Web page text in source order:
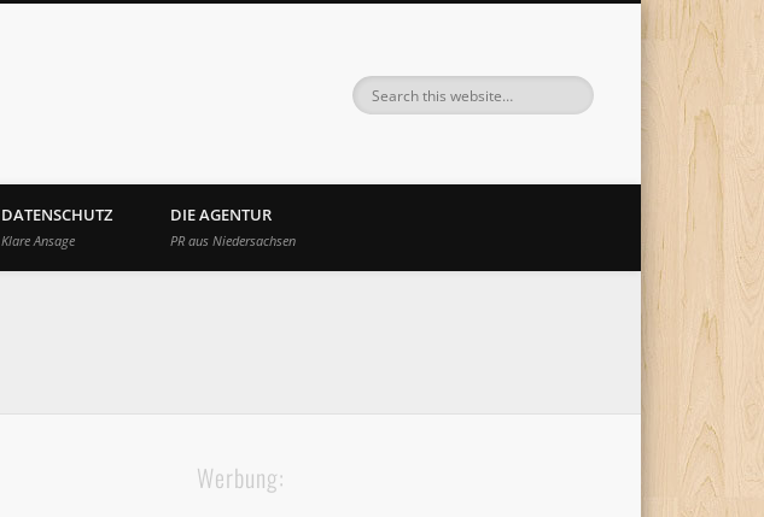
DATENSCHUTZ
Klare Ansage
DIE AGENTUR
PR aus Niedersachsen
Werbung: